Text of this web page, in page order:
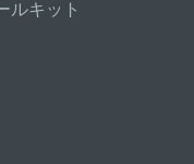
ルキット